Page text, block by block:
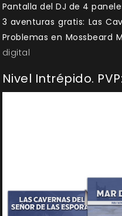
Pantalla del DJ de 4 panele
3 aventuras gratis: Las
Problemas en Mossbeard
digital
Nivel Intrépido.